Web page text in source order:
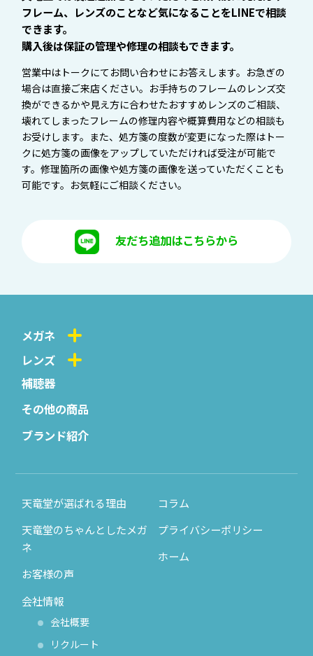
フレーム、レンズのことなど気になることをLINEで相談
できます。
購入後は保証の管理や修理の相談もできます。
営業中はトークにてお問い合わせにお答えします。お急ぎの
場合は直接ご来店ください。お手持ちのフレームのレンズ交
換ができるかや見え方に合わせたおすすめレンズのご相談、
壊れてしまったフレームの修理内容や概算費用などの相談も
お受けします。また、処方箋の度数が変更になった際はトー
クに処方箋の画像をアップしていただければ受注が可能で
す。修理箇所の画像や処方箋の画像を送っていただくことも
可能です。お気軽にご相談ください。
友だち追加はこちらから
メガネ
レンズ
補聴器
その他の商品
ブランド紹介
天竜堂が選ばれる理由
天竜堂のちゃんとしたメガ
ネ
お客様の声
会社情報
会社概要
リクルート
コラム
プライバシーポリシー
ホーム